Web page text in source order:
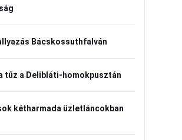
Bácskossuthfalván
tűz a Delibláti-homokpusztán
kétharmada üzletláncokban